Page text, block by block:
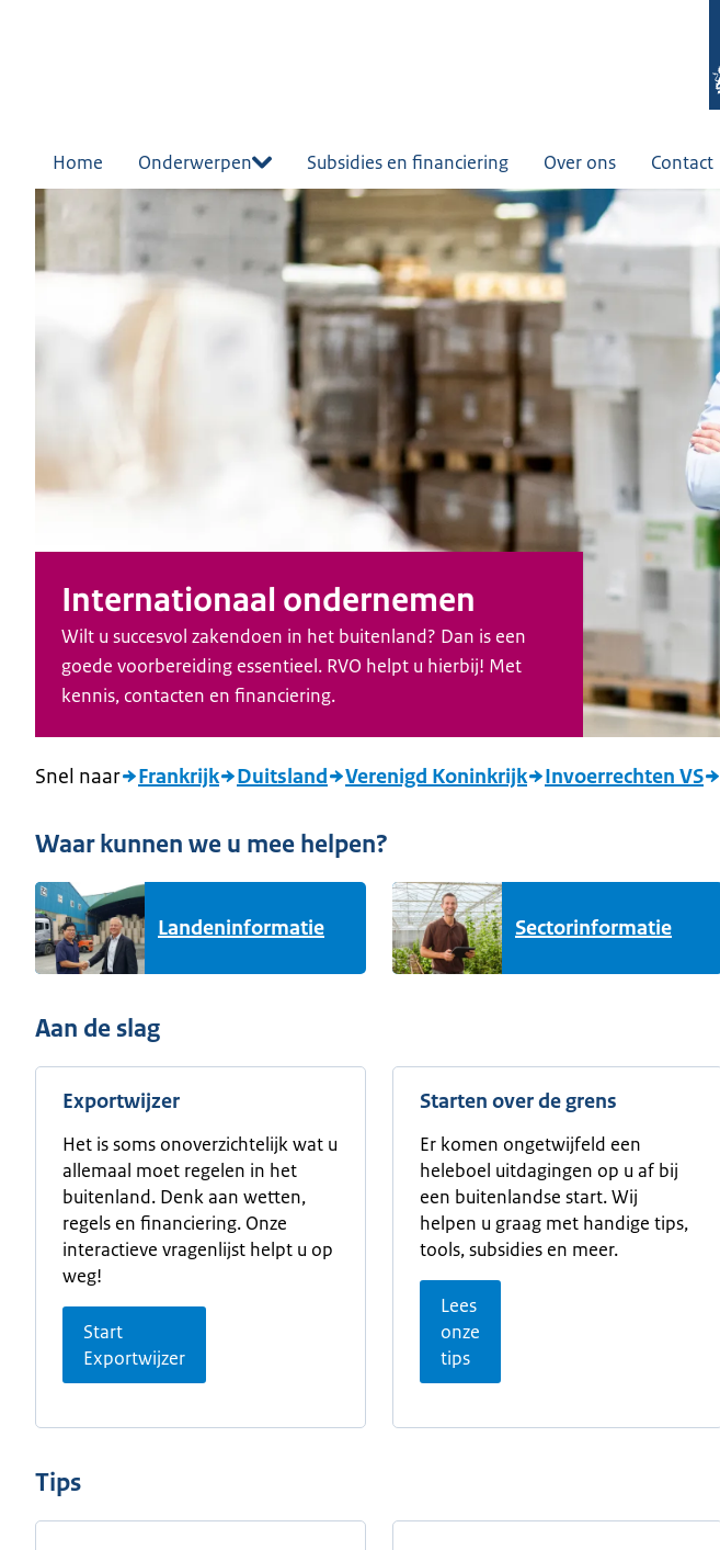
Home Onderwerpen Subsidies en financiering Over ons Contact
Internationaal ondernemen
Wilt u succesvol zakendoen in het buitenland? Dan is een
goede voorbereiding essentieel. RVO helpt u hierbij! Met
kennis, contacten en financiering.
Snel naar Frankrijk Duitsland Verenigd Koninkrijk Invoerrechten VS
Waar kunnen we u mee helpen?
Landeninformatie Sectorinformatie
Aan de slag
Exportwijzer
Het is soms onoverzichtelijk wat u
allemaal moet regelen in het
buitenland. Denk aan wetten,
regels en financiering. Onze
interactieve vragenlijst helpt u op
weg!
Start
Exportwijzer
Starten over de grens
Er komen ongetwijfeld een
heleboel uitdagingen op u af bij
een buitenlandse start. Wij
helpen u graag met handige tips,
tools, subsidies en meer.
Lees
onze
tips
Tips